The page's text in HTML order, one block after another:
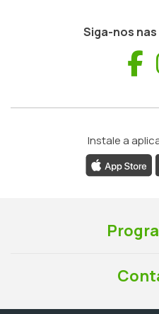
Siga-nos
Instale a